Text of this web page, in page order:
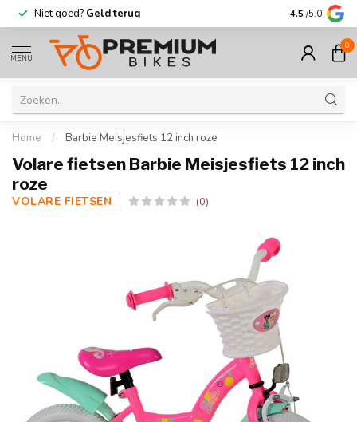
Niet goed? Geld terug Meer dan
4.5 /5.0
MENU
0
Home / Barbie Meisjesfiets 12 inch roze
Volare fietsen Barbie Meisjesfiets 12 inch
roze
VOLARE FIETSEN (0)